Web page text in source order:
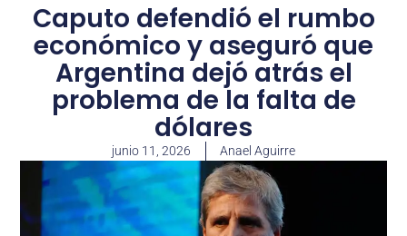
Caputo defendió el rumbo
económico y aseguró que
Argentina dejó atrás el
problema de la falta de
dólares
junio 11, 2026 Anael Aguirre